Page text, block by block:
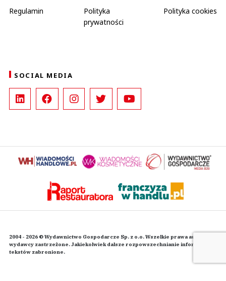
Regulamin
Polityka
prywatności
Polityka cookies
SOCIAL MEDIA
2004 - 2026 © Wydawnictwo Gospodarcze Sp. z o.o. Wszelkie prawa autorskie
wydawcy zastrzeżone. Jakiekolwiek dalsze rozpowszechnianie informacji i
tekstów zabronione.